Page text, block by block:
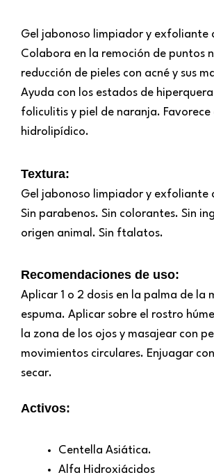
Gel jabonoso limpiador y exfoliante
Colabora en la remoción de puntos
reducción de pieles con acné y sus
Ayuda con los estados de
foliculitis y piel de naranja. Favorece
hidrolipídico.
Textura:
Gel jabonoso limpiador y exfoliante
Sin parabenos. Sin colorantes. Sin
origen animal. Sin ftalatos.
Recomendaciones de uso:
Aplicar 1 o 2 dosis en la palma de la
espuma. Aplicar sobre el rostro
la zona de los ojos y masajear con
movimientos circulares. Enjuagar
secar.
Activos:
Centella Asiática.
Alfa Hidroxiácidos